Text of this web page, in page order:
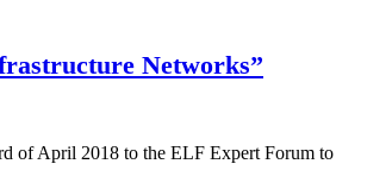
Networks”
of April 2018 to the ELF Expert Forum to